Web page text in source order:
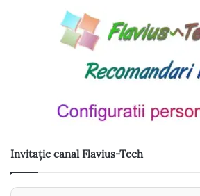
Invitație canal Flavius-Tech